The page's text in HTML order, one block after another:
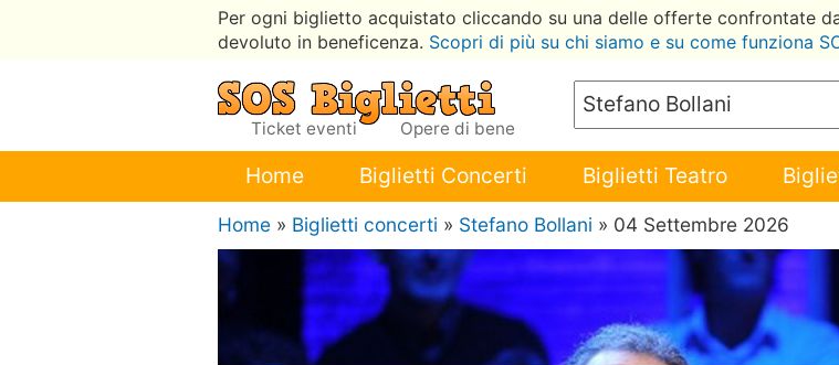
Per ogni biglietto acquistato cliccando su una delle offerte confrontate
devoluto in beneficenza. Scopri di più su chi siamo e su come funziona
Ticket eventi Opere di bene
Home Biglietti Concerti Biglietti Teatro
Home » Biglietti concerti » Stefano Bollani » 04 Settembre 2026